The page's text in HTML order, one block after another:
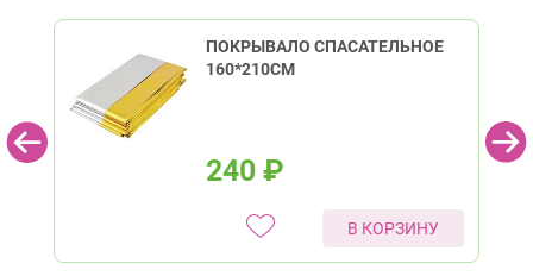
ПОКРЫВАЛО СПАСАТЕЛЬНОЕ
160*210СМ
240 ₽
В КОРЗИНУ